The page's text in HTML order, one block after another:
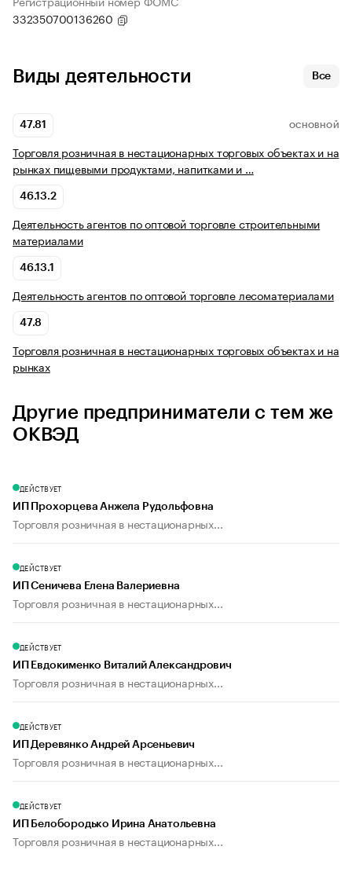
332350700136260
Виды деятельности Все
47.81 ОСНОВНОЙ
Торговля розничная в нестационарных торговых объектах и на
рынках пищевыми продуктами, напитками и …
46.13.2
Деятельность агентов по оптовой торговле строительными
материалами
46.13.1
Деятельность агентов по оптовой торговле лесоматериалами
47.8
Торговля розничная в нестационарных торговых объектах и на
рынках
Другие предприниматели с тем же
ОКВЭД
ДЕЙСТВУЕТ
ИП Прохорцева Анжела Рудольфовна
Торговля розничная в нестационарных...
ДЕЙСТВУЕТ
ИП Сеничева Елена Валериевна
Торговля розничная в нестационарных...
ДЕЙСТВУЕТ
ИП Евдокименко Виталий Александрович
Торговля розничная в нестационарных...
ДЕЙСТВУЕТ
ИП Деревянко Андрей Арсеньевич
Торговля розничная в нестационарных...
ДЕЙСТВУЕТ
ИП Белобородько Ирина Анатольевна
Торговля розничная в нестационарных...